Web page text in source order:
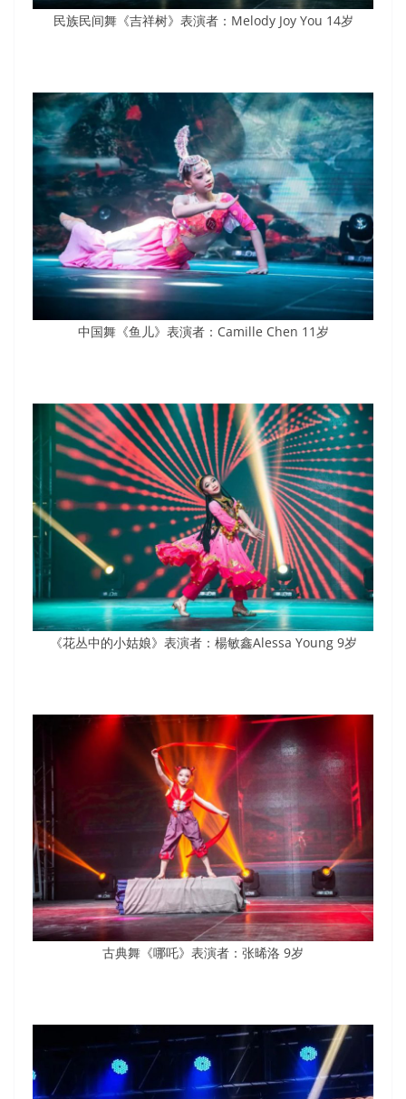
民族民间舞《吉祥树》表演者：Melody Joy You 14岁
中国舞《鱼儿》表演者：Camille Chen 11岁
《花丛中的小姑娘》表演者：楊敏鑫Alessa Young 9岁
古典舞《哪吒》表演者：张晞洛 9岁